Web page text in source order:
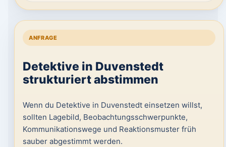
ANFRAGE
Detektive in Duvenstedt
strukturiert abstimmen
Wenn du Detektive in Duvenstedt einsetzen willst,
sollten Lagebild, Beobachtungsschwerpunkte,
Kommunikationswege und Reaktionsmuster früh
sauber abgestimmt werden.